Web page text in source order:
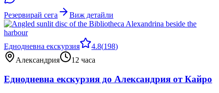
Резервирай сега Виж детайли
Еднодневна екскурзия 4.8(198)
Александрия
12 часа
Еднодневна екскурзия до Александрия от Кайро